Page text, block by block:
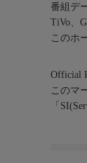
番組デ
TiVo、
このホ
Official
このマ
「